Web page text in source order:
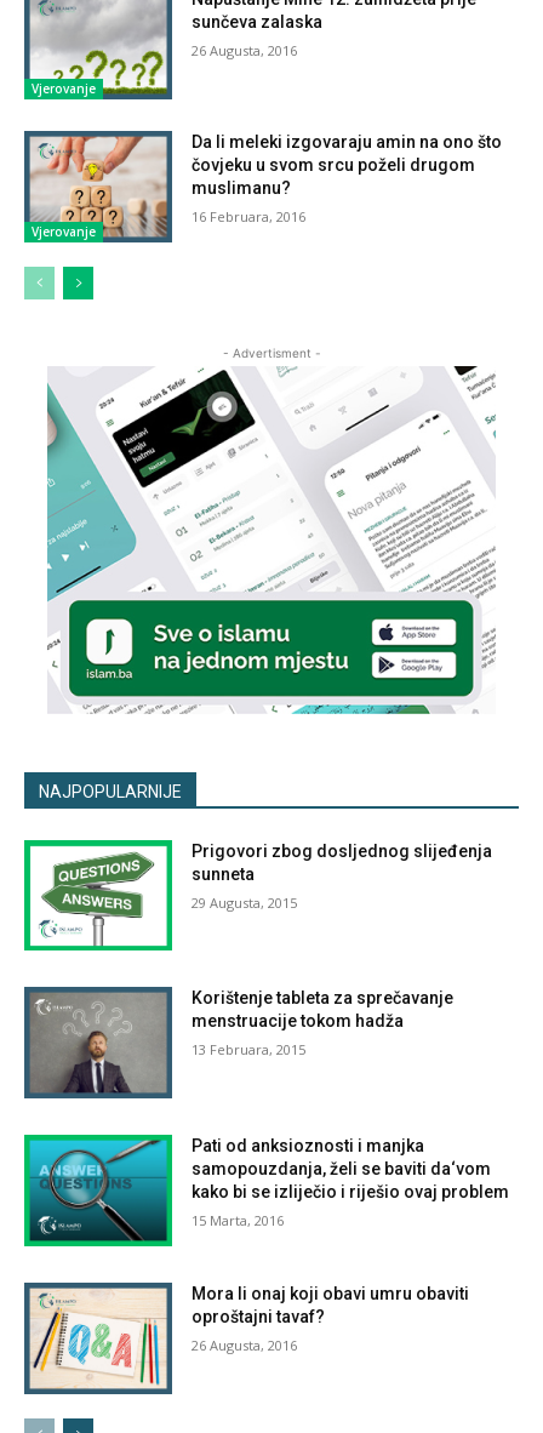
Vjerovanje
sunčeva zalaska
26 Augusta, 2016
Vjerovanje
Da li meleki izgovaraju amin na ono što
čovjeku u svom srcu poželi drugom
muslimanu?
16 Februara, 2016
- Advertisment -
NAJPOPULARNIJE
Prigovori zbog dosljednog slijeđenja
sunneta
29 Augusta, 2015
Korištenje tableta za sprečavanje
menstruacije tokom hadža
13 Februara, 2015
Pati od anksioznosti i manjka
samopouzdanja, želi se baviti da‘vom
kako bi se izliječio i riješio ovaj problem
15 Marta, 2016
Mora li onaj koji obavi umru obaviti
oproštajni tavaf?
26 Augusta, 2016